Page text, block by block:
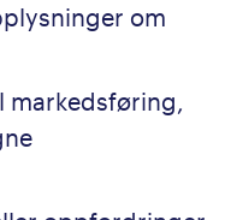
om
markedsføring,